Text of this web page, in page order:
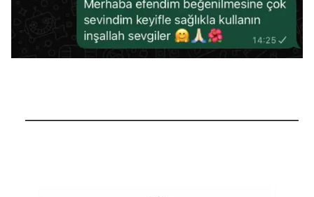
──────────────────────────